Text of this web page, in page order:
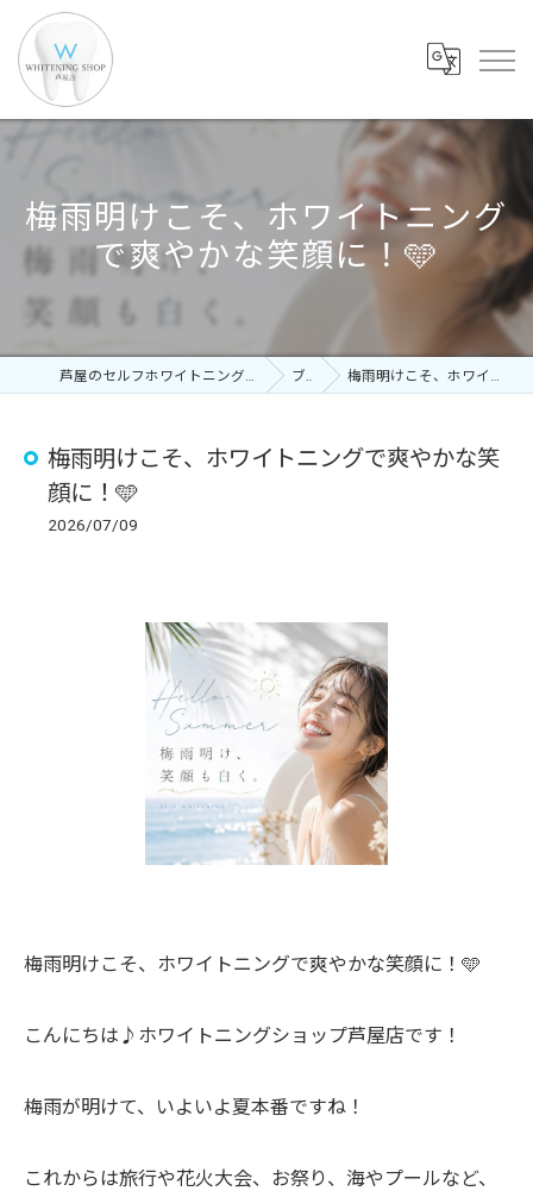
梅雨明けこそ、ホワイトニング
で爽やかな笑顔に！🩵
芦屋のセルフホワイトニングならホワイトニングショップ 芦屋店 ブログ 梅雨明けこそ、ホワイトニングで爽やかな笑顔に！🩵
梅雨明けこそ、ホワイトニングで爽やかな笑
顔に！🩵
2026/07/09
梅雨明けこそ、ホワイトニングで爽やかな笑顔に！🩵
こんにちは♪ホワイトニングショップ芦屋店です！
梅雨が明けて、いよいよ夏本番ですね！
これからは旅行や花火大会、お祭り、海やプールなど、